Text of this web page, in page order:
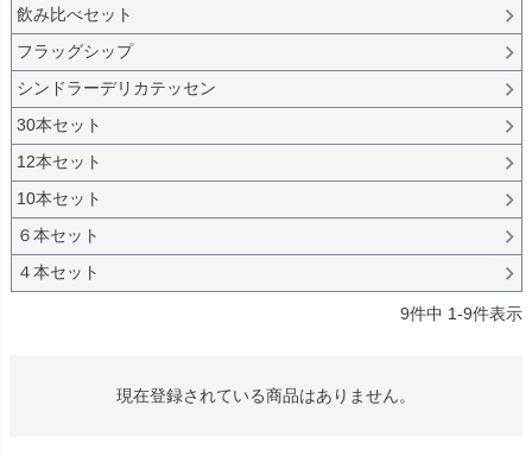
飲み比べセット
フラッグシップ
シンドラーデリカテッセン
30本セット
12本セット
10本セット
６本セット
４本セット
9件中 1-9件表示
現在登録されている商品はありません。